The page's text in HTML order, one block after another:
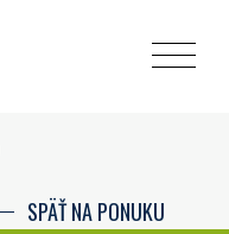
SPÄŤ NA PONUKU